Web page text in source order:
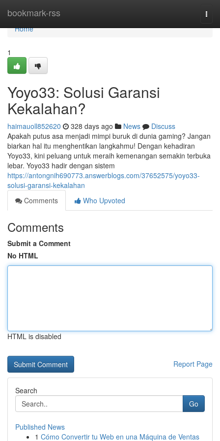
bookmark-rss
Home
Home
1
Yoyo33: Solusi Garansi
Kekalahan?
haimauoll852620 328 days ago News
Discuss
Apakah putus asa menjadi mimpi buruk di dunia gaming? Jangan
biarkan hal itu menghentikan langkahmu! Dengan kehadiran
Yoyo33, kini peluang untuk meraih kemenangan semakin terbuka
lebar. Yoyo33 hadir dengan sistem
https://antongnih690773.answerblogs.com/37652575/yoyo33-
solusi-garansi-kekalahan
Comments
Who Upvoted
Comments
Submit a Comment
No HTML
HTML is disabled
Report Page
Search
Go
Published News
1 Cómo Convertir tu Web en una Máquina de Ventas